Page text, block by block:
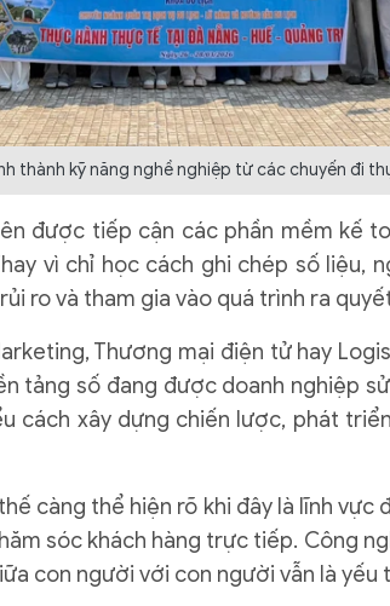
thành kỹ năng nghề nghiệp từ các chuyến đi
được tiếp cận các phần mềm kế
vì chỉ học cách ghi chép số liệu,
ro và tham gia vào quá trình ra
Thương mại điện tử hay
tảng số đang được doanh nghiệp
cách xây dựng chiến lược, phát
càng thể hiện rõ khi đây là lĩnh vực
sóc khách hàng trực tiếp. Công
con người với con người vẫn là yếu